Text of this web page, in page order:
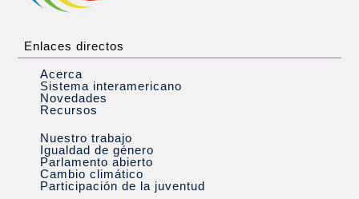
Enlaces directos
Acerca
Sistema interamericano
Novedades
Recursos
Nuestro trabajo
Igualdad de género
Parlamento abierto
Cambio climático
Participación de la juventud